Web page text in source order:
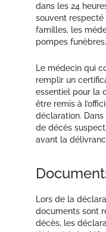
dans les 24
souvent
familles, les
pompes funèbres.
Le médecin qui
remplir un
essentiel pour la
être remis à
déclaration.
de décès
avant la
Lors de la
documents sont
décès, les